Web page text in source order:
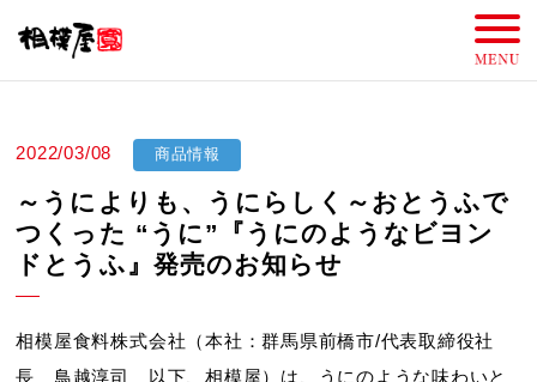
2022/03/08 商品情報
～うによりも、うにらしく～おとうふで
つくった “うに”『うにのようなビヨン
ドとうふ』発売のお知らせ
相模屋食料株式会社（本社：群馬県前橋市/代表取締役社
長 鳥越淳司 以下、相模屋）は、うにのような味わいと